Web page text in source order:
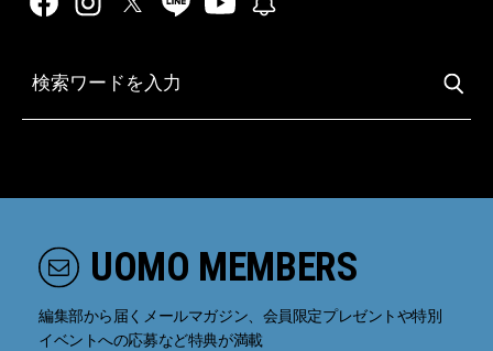
UOMO MEMBERS
編集部から届くメールマガジン、会員限定プレゼントや特別
イベントへの応募など特典が満載